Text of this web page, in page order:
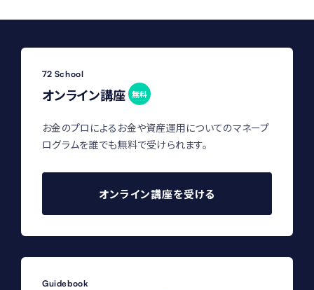
72 School
オンライン講座 無料
お金のプロによるお金や資産運用についてのマネープ
ログラムを誰でも無料で受けられます。
オンライン講座を受ける
Guidebook